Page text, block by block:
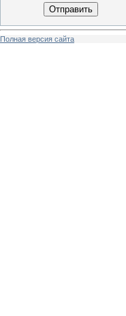
Отправить
Полная версия сайта